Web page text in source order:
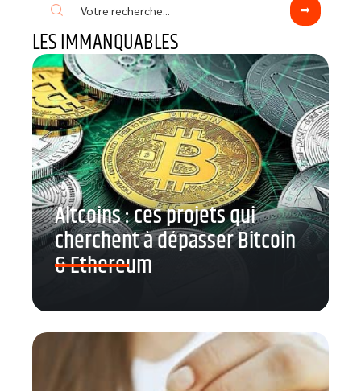
LES IMMANQUABLES
Altcoins : ces projets qui
cherchent à dépasser Bitcoin
& Ethereum